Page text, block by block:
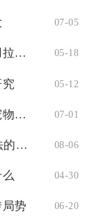
07-05
如何在敢达争锋对决中完美运用拉盾技巧 05-18
05-12
乱斗西游百眼魔君能否与其他宠物一同出战 07-01
影之刃炽刃50级连招有哪些打法的建议 08-06
04-30
势 06-20